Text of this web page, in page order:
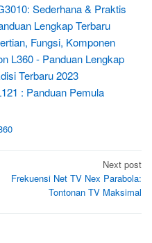
Sederhana & Praktis
Lengkap Terbaru
Fungsi, Komponen
L360 - Panduan Lengkap
Terbaru 2023
: Panduan Pemula
Next post
Frekuensi Net TV Nex Parabola:
Tontonan TV Maksimal